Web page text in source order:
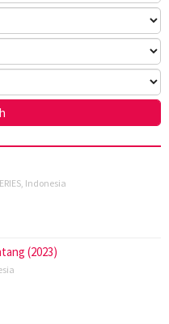
, Indonesia
(2023)